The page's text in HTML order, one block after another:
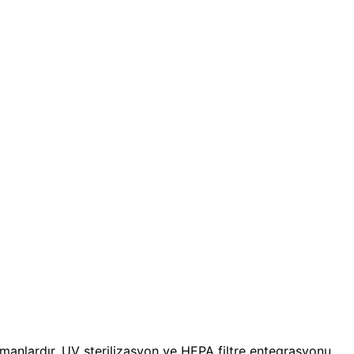
UV sterilizasyon ve HEPA filtre entegrasyonu